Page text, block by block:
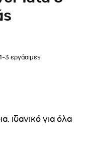
3 εργάσιμες
ιδανικό για όλα